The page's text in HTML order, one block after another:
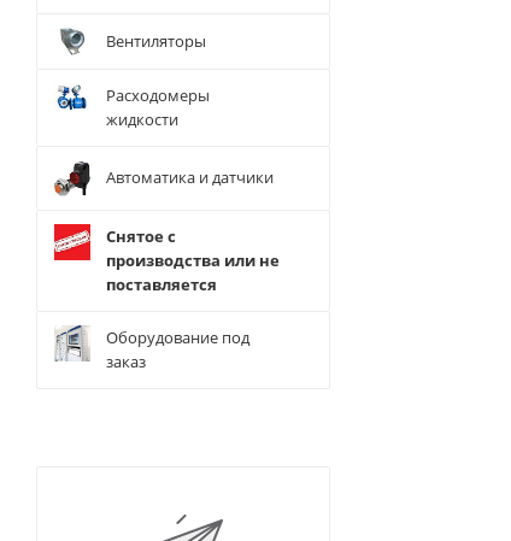
Вентиляторы
Расходомеры
жидкости
Автоматика и датчики
Снятое с
производства или не
поставляется
Оборудование под
заказ